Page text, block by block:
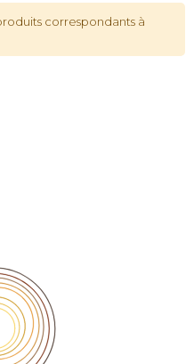
correspondants à